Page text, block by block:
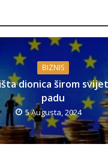
BIZNIS
dionica širom
padu
5 Augusta, 2024